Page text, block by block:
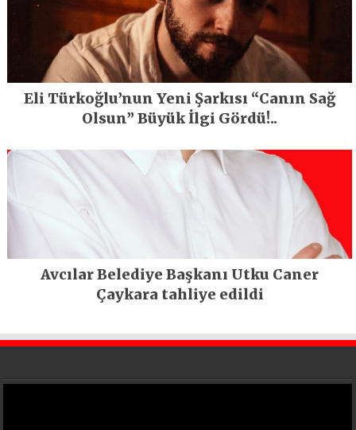
Eli Türkoğlu’nun Yeni Şarkısı “Canın Sağ
Olsun” Büyük İlgi Gördü!..
Avcılar Belediye Başkanı Utku Caner
Çaykara tahliye edildi